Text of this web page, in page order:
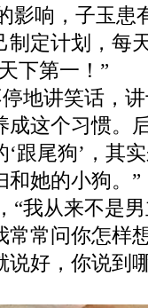
影响，子玉患
制定计划，每
下第一！”
地讲笑话，
成这个习惯。
跟尾狗’，其
和她的小狗。”
“我从来不是
常常问你怎样
说好，你说到